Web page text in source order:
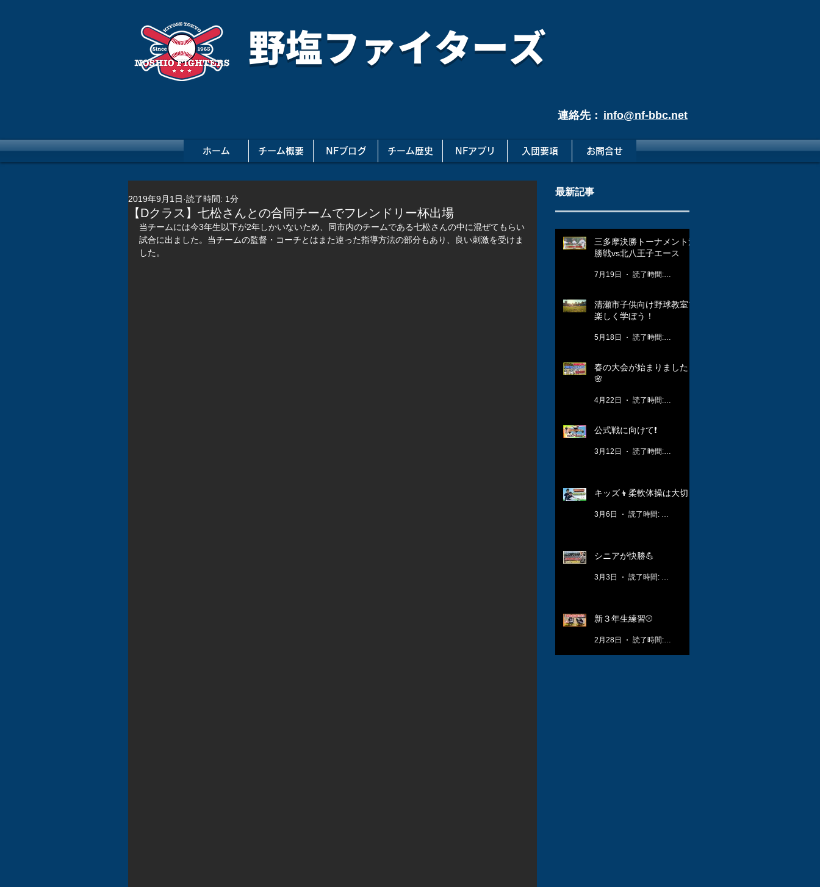
野塩ファイターズ
連絡先： info@nf-bbc.net
ホーム チーム概要 NFブログ チーム歴史 NFアプリ 入団要項 お問合せ
【Dクラス】七松さんとの合同チームでフレンドリー杯出場
2019年9月1日 読了時間: 1分
当チームには今3年生以下が2年しかいないため、同市内のチームである七松さんの中に混ぜてもらい
試合に出ました。当チームの監督・コーチとはまた違った指導方法の部分もあり、良い刺激を受けま
した。
最新記事
三多摩決勝トーナメント決
勝戦vs北八王子エース
7月19日
清瀬市子供向け野球教室で
楽しく学ぼう！
5月18日
春の大会が始まりました！
🌸
4月22日
公式戦に向けて❗️
3月12日
キッズ👦柔軟体操は大切🤸
3月6日
シニアが快勝💪
3月3日
新３年生練習⚾️
2月28日